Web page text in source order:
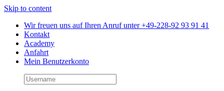
Skip to content
Wir freuen uns auf Ihren Anruf unter +49-228-92 93 91 41
Kontakt
Academy
Anfahrt
Mein Benutzerkonto